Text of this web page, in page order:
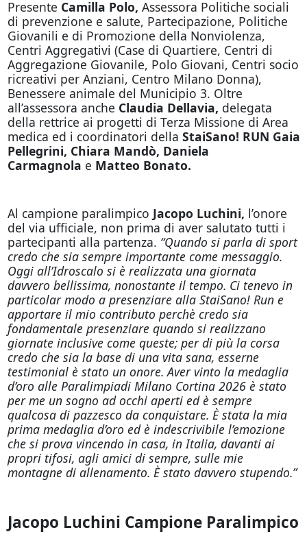
Presente Camilla Polo, Assessora Politiche sociali
di prevenzione e salute, Partecipazione, Politiche
Giovanili e di Promozione della Nonviolenza,
Centri Aggregativi (Case di Quartiere, Centri di
Aggregazione Giovanile, Polo Giovani, Centri socio
ricreativi per Anziani, Centro Milano Donna),
Benessere animale del Municipio 3. Oltre
all’assessora anche Claudia Dellavia, delegata
della rettrice ai progetti di Terza Missione di Area
medica ed i coordinatori della StaiSano! RUN Gaia
Pellegrini, Chiara Mandò, Daniela
Carmagnola e Matteo Bonato.
Al campione paralimpico Jacopo Luchini, l’onore
del via ufficiale, non prima di aver salutato tutti i
partecipanti alla partenza. “Quando si parla di sport
credo che sia sempre importante come messaggio.
Oggi all’Idroscalo si è realizzata una giornata
davvero bellissima, nonostante il tempo. Ci tenevo in
particolar modo a presenziare alla StaiSano! Run e
apportare il mio contributo perchè credo sia
fondamentale presenziare quando si realizzano
giornate inclusive come queste; per di più la corsa
credo che sia la base di una vita sana, esserne
testimonial è stato un onore. Aver vinto la medaglia
d’oro alle Paralimpiadi Milano Cortina 2026 è stato
per me un sogno ad occhi aperti ed è sempre
qualcosa di pazzesco da conquistare. È stata la mia
prima medaglia d’oro ed è indescrivibile l’emozione
che si prova vincendo in casa, in Italia, davanti ai
propri tifosi, agli amici di sempre, sulle mie
montagne di allenamento. È stato davvero stupendo.”
Jacopo Luchini Campione Paralimpico